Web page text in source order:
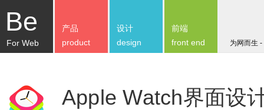
Be
For Web 为网而生
产品
product
设计
design
前端
front end
Apple Watch界面设